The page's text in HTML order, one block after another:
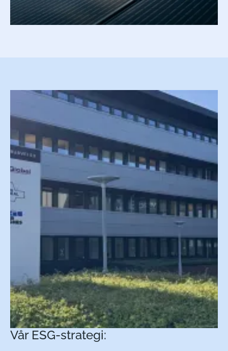
Vår ESG-strategi: